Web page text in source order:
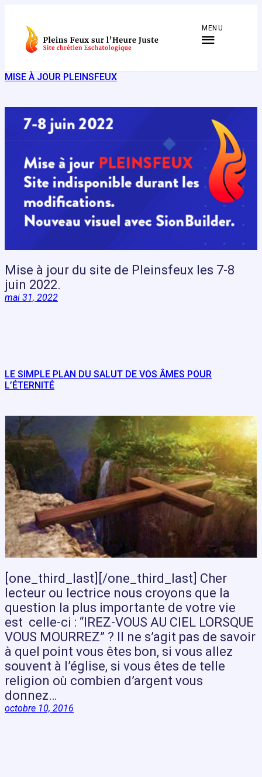
contenu
MENU
MISE À JOUR PLEINSFEUX
Mise à jour du site de Pleinsfeux les 7-8
juin 2022.
mai 31, 2022
LE SIMPLE PLAN DU SALUT DE VOS ÂMES POUR
L’ÉTERNITÉ
[one_third_last][/one_third_last] Cher
lecteur ou lectrice nous croyons que la
question la plus importante de votre vie
est celle-ci : “IREZ-VOUS AU CIEL LORSQUE
VOUS MOURREZ” ? Il ne s’agit pas de savoir
à quel point vous êtes bon, si vous allez
souvent à l’église, si vous êtes de telle
religion où combien d’argent vous
donnez…
octobre 10, 2016